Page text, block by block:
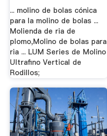
... molino de bolas cónica
para la molino de bolas ...
Molienda de ria de
plomo,Molino de bolas para
ria ... LUM Series de Molino
Ultrafino Vertical de
Rodillos;